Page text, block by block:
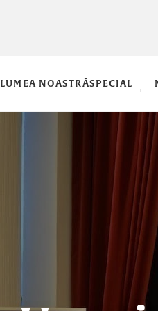
LUMEA NOASTRĂSPECIAL